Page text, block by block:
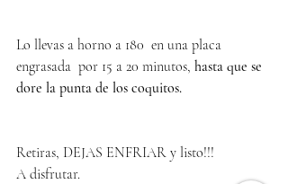
Lo llevas a horno a 180  en una placa
engrasada  por 15 a 20 minutos, hasta que se
dore la punta de los coquitos.
Retiras, DEJAS ENFRIAR y listo!!!
A disfrutar.